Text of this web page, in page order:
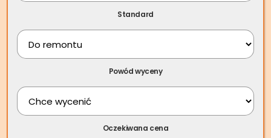
Standard
Powód wyceny
Oczekiwana cena